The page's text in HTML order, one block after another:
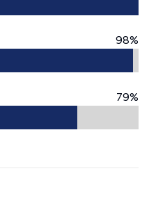
98%
79%